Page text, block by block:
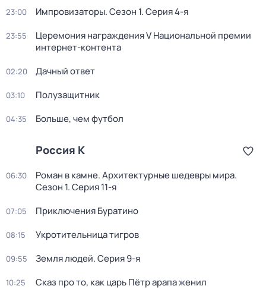
23:00 Импровизаторы. Сезон 1. Серия 4-я
23:55
Церемония награждения V Национальной премии
интернет-контента
02:20 Дачный ответ
03:10 Полузащитник
04:35 Больше, чем футбол
Россия К
06:30 Роман в камне. Архитектурные шедевры мира.
Сезон 1. Серия 11-я
07:05 Приключения Буратино
08:15 Укротительница тигров
09:55 Земля людей. Серия 9-я
10:25 Сказ про то, как царь Пётр арапа женил